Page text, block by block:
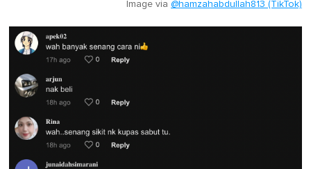
Image via @hamzahabdullah813 (TikTok)